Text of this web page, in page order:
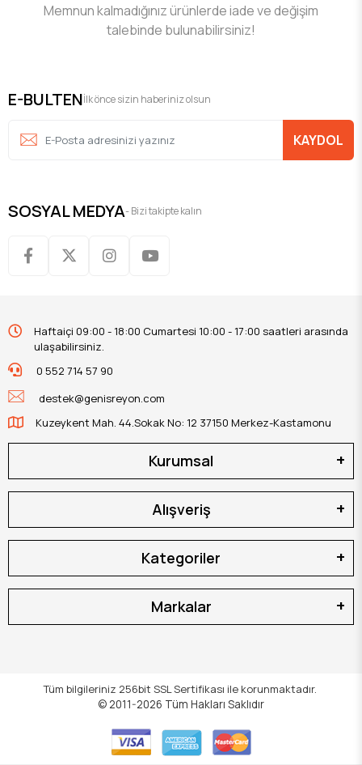
Memnun kalmadığınız ürünlerde iade ve değişim
talebinde bulunabilirsiniz!
E-BULTENİlk önce sizin haberiniz olsun
KAYDOL
SOSYAL MEDYA- Bizi takipte kalın
Haftaiçi 09:00 - 18:00 Cumartesi 10:00 - 17:00 saatleri arasında
ulaşabilirsiniz.
0 552 714 57 90
destek@genisreyon.com
Kuzeykent Mah. 44.Sokak No: 12 37150 Merkez-Kastamonu
Kurumsal
Alışveriş
Kategoriler
Markalar
Tüm bilgileriniz 256bit SSL Sertifikası ile korunmaktadır.
© 2011-2026 Tüm Hakları Saklıdır